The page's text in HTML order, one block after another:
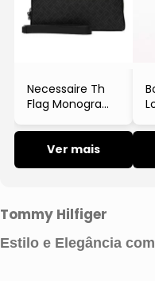
Moda Íntima
Tricot e Cardigan
Saia
Short e Bermuda
Necessaire Th
Flag Monogram
- Preto
- Tommy
Ver mais
-
Tommy Hilfiger
Estilo e Elegância